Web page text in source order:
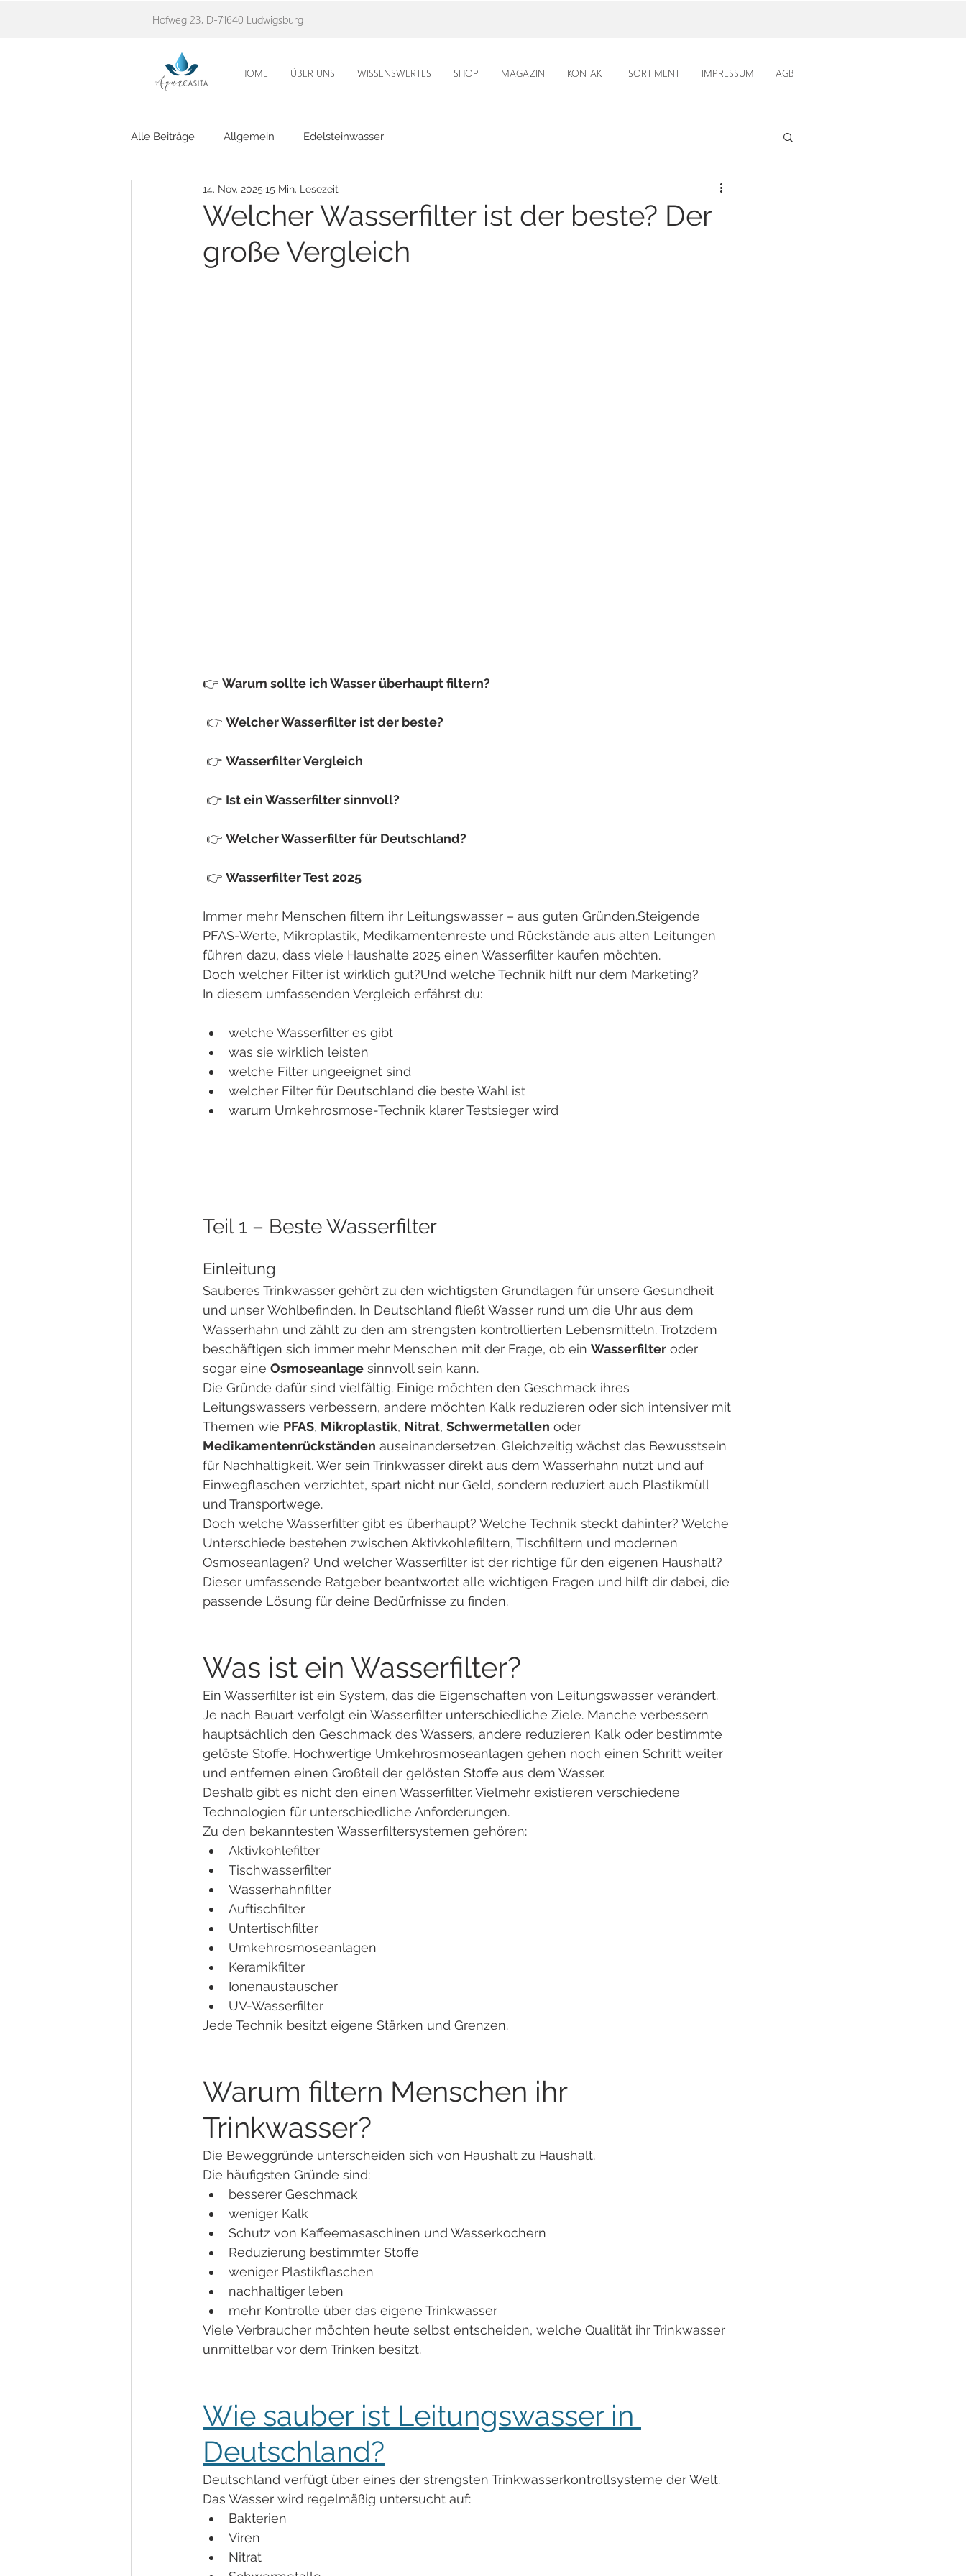
Hofweg 23, D-71640 Ludwigsburg
HOME ÜBER UNS WISSENSWERTES SHOP MAGAZIN KONTAKT SORTIMENT IMPRESSUM AGB
Alle Beiträge Allgemein Edelsteinwasser
Welcher Wasserfilter ist der beste? Der
große Vergleich
14. Nov. 2025 15 Min. Lesezeit
👉 Warum sollte ich Wasser überhaupt filtern?
👉 Welcher Wasserfilter ist der beste?
👉 Wasserfilter Vergleich
👉 Ist ein Wasserfilter sinnvoll?
👉 Welcher Wasserfilter für Deutschland?
👉 Wasserfilter Test 2025
Immer mehr Menschen filtern ihr Leitungswasser – aus guten Gründen.Steigende
PFAS-Werte, Mikroplastik, Medikamentenreste und Rückstände aus alten Leitungen
führen dazu, dass viele Haushalte 2025 einen Wasserfilter kaufen möchten.
Doch welcher Filter ist wirklich gut?Und welche Technik hilft nur dem Marketing?
In diesem umfassenden Vergleich erfährst du:
welche Wasserfilter es gibt
was sie wirklich leisten
welche Filter ungeeignet sind
welcher Filter für Deutschland die beste Wahl ist
warum Umkehrosmose-Technik klarer Testsieger wird
Teil 1 – Beste Wasserfilter
Einleitung
Sauberes Trinkwasser gehört zu den wichtigsten Grundlagen für unsere Gesundheit
und unser Wohlbefinden. In Deutschland fließt Wasser rund um die Uhr aus dem
Wasserhahn und zählt zu den am strengsten kontrollierten Lebensmitteln. Trotzdem
beschäftigen sich immer mehr Menschen mit der Frage, ob ein Wasserfilter oder
sogar eine Osmoseanlage sinnvoll sein kann.
Die Gründe dafür sind vielfältig. Einige möchten den Geschmack ihres
Leitungswassers verbessern, andere möchten Kalk reduzieren oder sich intensiver mit
Themen wie PFAS, Mikroplastik, Nitrat, Schwermetallen oder
Medikamentenrückständen auseinandersetzen. Gleichzeitig wächst das Bewusstsein
für Nachhaltigkeit. Wer sein Trinkwasser direkt aus dem Wasserhahn nutzt und auf
Einwegflaschen verzichtet, spart nicht nur Geld, sondern reduziert auch Plastikmüll
und Transportwege.
Doch welche Wasserfilter gibt es überhaupt? Welche Technik steckt dahinter? Welche
Unterschiede bestehen zwischen Aktivkohlefiltern, Tischfiltern und modernen
Osmoseanlagen? Und welcher Wasserfilter ist der richtige für den eigenen Haushalt?
Dieser umfassende Ratgeber beantwortet alle wichtigen Fragen und hilft dir dabei, die
passende Lösung für deine Bedürfnisse zu finden.
Was ist ein Wasserfilter?
Ein Wasserfilter ist ein System, das die Eigenschaften von Leitungswasser verändert.
Je nach Bauart verfolgt ein Wasserfilter unterschiedliche Ziele. Manche verbessern
hauptsächlich den Geschmack des Wassers, andere reduzieren Kalk oder bestimmte
gelöste Stoffe. Hochwertige Umkehrosmoseanlagen gehen noch einen Schritt weiter
und entfernen einen Großteil der gelösten Stoffe aus dem Wasser.
Deshalb gibt es nicht den einen Wasserfilter. Vielmehr existieren verschiedene
Technologien für unterschiedliche Anforderungen.
Zu den bekanntesten Wasserfiltersystemen gehören:
Aktivkohlefilter
Tischwasserfilter
Wasserhahnfilter
Auftischfilter
Untertischfilter
Umkehrosmoseanlagen
Keramikfilter
Ionenaustauscher
UV-Wasserfilter
Jede Technik besitzt eigene Stärken und Grenzen.
Warum filtern Menschen ihr
Trinkwasser?
Die Beweggründe unterscheiden sich von Haushalt zu Haushalt.
Die häufigsten Gründe sind:
besserer Geschmack
weniger Kalk
Schutz von Kaffeemasaschinen und Wasserkochern
Reduzierung bestimmter Stoffe
weniger Plastikflaschen
nachhaltiger leben
mehr Kontrolle über das eigene Trinkwasser
Viele Verbraucher möchten heute selbst entscheiden, welche Qualität ihr Trinkwasser
unmittelbar vor dem Trinken besitzt.
Wie sauber ist Leitungswasser in
Deutschland?
Deutschland verfügt über eines der strengsten Trinkwasserkontrollsysteme der Welt.
Das Wasser wird regelmäßig untersucht auf:
Bakterien
Viren
Nitrat